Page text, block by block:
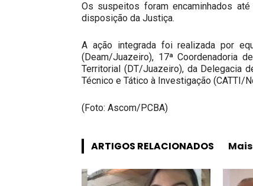
Os suspeitos foram encaminhados
disposição da Justiça.
A ação integrada foi realizada por
(Deam/Juazeiro), 17ª Coordenadoria
Territorial (DT/Juazeiro), da Delegacia
Técnico e Tático à Investigação (CATTI/
(Foto: Ascom/PCBA)
ARTIGOS RELACIONADOS